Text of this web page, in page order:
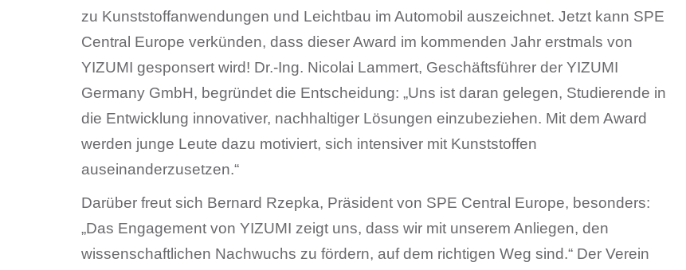
zu Kunststoffanwendungen und Leichtbau im Automobil auszeichnet. Jetzt kann SPE
Central Europe verkünden, dass dieser Award im kommenden Jahr erstmals von
YIZUMI gesponsert wird! Dr.-Ing. Nicolai Lammert, Geschäftsführer der YIZUMI
Germany GmbH, begründet die Entscheidung: „Uns ist daran gelegen, Studierende in
die Entwicklung innovativer, nachhaltiger Lösungen einzubeziehen. Mit dem Award
werden junge Leute dazu motiviert, sich intensiver mit Kunststoffen
auseinanderzusetzen.“
Darüber freut sich Bernard Rzepka, Präsident von SPE Central Europe, besonders:
„Das Engagement von YIZUMI zeigt uns, dass wir mit unserem Anliegen, den
wissenschaftlichen Nachwuchs zu fördern, auf dem richtigen Weg sind.“ Der Verein